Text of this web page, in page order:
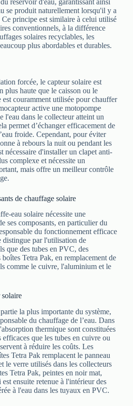
se produit naturellement lorsqu'il y a
principe est similaire à celui utilisé
conventionnels, à la différence
solaires recyclables, les
plus abordables et durables.
forcée, le capteur solaire est
plus haute que le caisson ou le
est couramment utilisée pour chauffer
active une motopompe
l'eau dans le collecteur atteint un
permet d’échanger efficacement de
froide. Cependant, pour éviter
à rebours la nuit ou pendant les
nécessaire d'installer un clapet anti-
complexe et nécessite un
mais offre un meilleur contrôle
de chauffage solaire
eau solaire nécessite une
ses composants, en particulier du
du fonctionnement efficace
distingue par l'utilisation de
que des tubes en PVC, des
Tetra Pak, en remplacement de
comme le cuivre, l'aluminium et le
la plus importante du système,
du chauffage de l’eau. Dans
thermique sont constituées
que les tubes en cuivre ou
à réduire les coûts. Les
Tetra Pak remplacent le panneau
le verre utilisés dans les collecteurs
Tetra Pak, peintes en noir mat,
ensuite retenue à l'intérieur des
à l'eau dans les tuyaux en PVC.